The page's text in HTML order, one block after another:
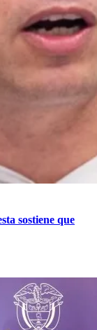
sostiene que